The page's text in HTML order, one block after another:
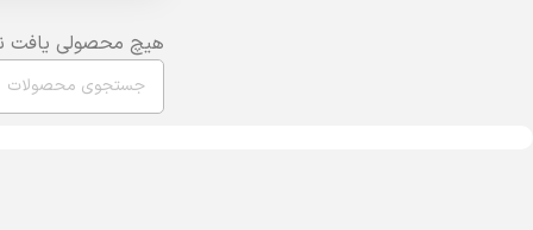
هیچ محصولی یافت